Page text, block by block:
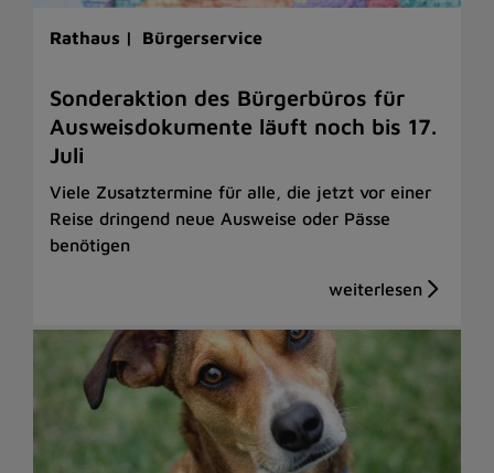
Rathaus | Bürgerservice
Sonderaktion des Bürgerbüros für
Ausweisdokumente läuft noch bis 17.
Juli
Viele Zusatztermine für alle, die jetzt vor einer
Reise dringend neue Ausweise oder Pässe
benötigen